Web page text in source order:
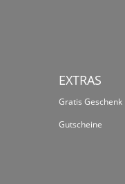
EXTRAS
Gratis Geschenk
Gutscheine